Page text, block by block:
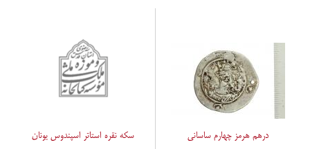
سکه نقره استاتر اسپندوس یونان درهم هرمز چهارم ساسانی